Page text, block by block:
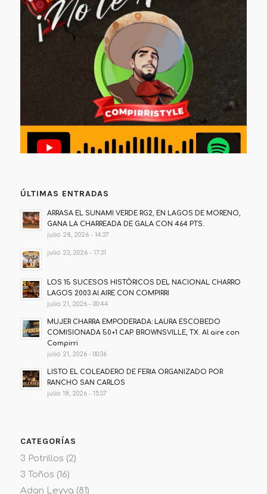
ÚLTIMAS ENTRADAS
ARRASA EL SUNAMI VERDE RG2, EN LAGOS DE MORENO,
GANA LA CHARREADA DE GALA CON 464 PTS.
julio 28, 2026 - 14:37
julio 23, 2026 - 17:31
LOS 15 SUCESOS HISTÓRICOS DEL NACIONAL CHARRO
LAGOS 2003 Al AIRE CON COMPIRRI
julio 21, 2026 - 00:44
MUJER CHARRA EMPODERADA: LAURA ESCOBEDO
COMISIONADA 50+1 CAP. BROWNSVILLE, TX. Al aire con
Compirri
julio 21, 2026 - 00:36
LISTO EL COLEADERO DE FERIA ORGANIZADO POR
RANCHO SAN CARLOS
julio 18, 2026 - 15:37
CATEGORÍAS
3 Potrillos (2)
3 Toños (16)
Adan Leyva (81)